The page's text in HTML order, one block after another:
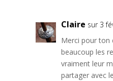
Claire sur 3
Merci pour ton
beaucoup les
vraiment leur
partager avec